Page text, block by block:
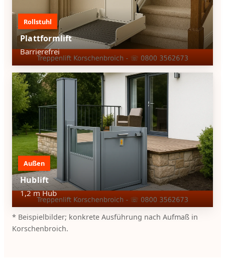
Rollstuhl
Plattformlift
Barrierefrei
Außen
Hublift
1,2 m Hub
* Beispielbilder; konkrete Ausführung nach Aufmaß in
Korschenbroich.